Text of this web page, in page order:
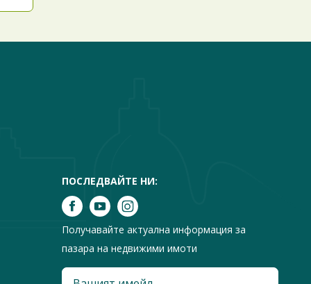
ПОСЛЕДВАЙТЕ НИ:
Получавайте актуална информация за
пазара на недвижими имоти